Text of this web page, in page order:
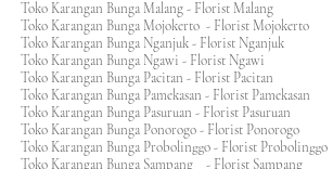
Toko Karangan Bunga Malang - Florist Malang
Toko Karangan Bunga Mojokerto - Florist Mojokerto
Toko Karangan Bunga Nganjuk - Florist Nganjuk
Toko Karangan Bunga Ngawi - Florist Ngawi
Toko Karangan Bunga Pacitan - Florist Pacitan
Toko Karangan Bunga Pamekasan - Florist Pamekasan
Toko Karangan Bunga Pasuruan - Florist Pasuruan
Toko Karangan Bunga Ponorogo - Florist Ponorogo
Toko Karangan Bunga Probolinggo - Florist Probolinggo
Toko Karangan Bunga Sampang - Florist Sampang